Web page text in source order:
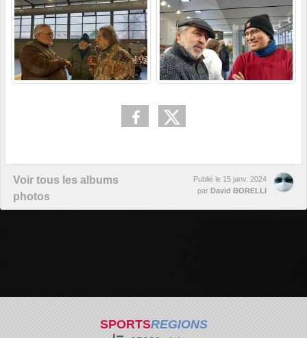
Voir tous les albums
photos
Publié le 15 janv. 2024
par David BORELLI
SPORTSREGIONS